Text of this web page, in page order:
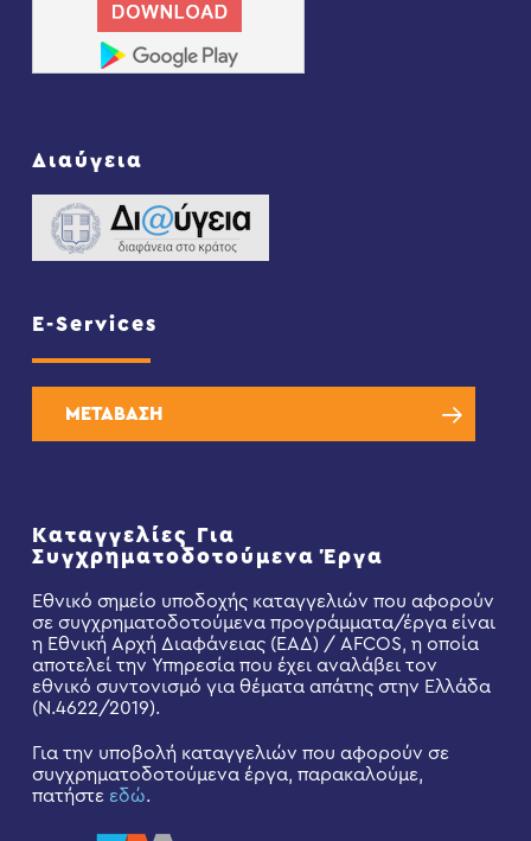
Διαύγεια
E-Services
ΜΕΤΑΒΑΣΗ
Καταγγελίες Για
Συγχρηματοδοτούμενα Έργα
Εθνικό σημείο υποδοχής καταγγελιών που αφορούν
σε συγχρηματοδοτούμενα προγράμματα/έργα είναι
η Εθνική Αρχή Διαφάνειας (ΕΑΔ) / AFCOS, η οποία
αποτελεί την Υπηρεσία που έχει αναλάβει τον
εθνικό συντονισμό για θέματα απάτης στην Ελλάδα
(Ν.4622/2019).
Για την υποβολή καταγγελιών που αφορούν σε
συγχρηματοδοτούμενα έργα, παρακαλούμε,
πατήστε εδώ.